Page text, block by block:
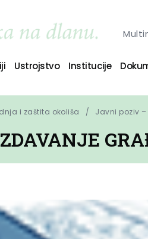
Ustrojstvo Institucije
i zaštita okoliša Javni poziv